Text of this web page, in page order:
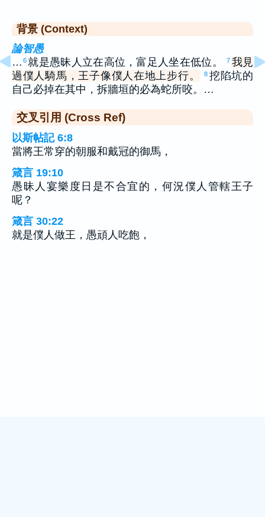
背景 (Context)
論智愚
… 6就是愚昧人立在高位，富足人坐在低位。 7 我見
過僕人騎馬，王子像僕人在地上步行。
8 挖陷坑的
自己必掉在其中，拆牆垣的必為蛇所咬。…
交叉引用 (Cross Ref)
以斯帖記 6:8
當將王常穿的朝服和戴冠的御馬，
箴言 19:10
愚昧人宴樂度日是不合宜的，何況僕人管轄王子
呢？
箴言 30:22
就是僕人做王，愚頑人吃飽，